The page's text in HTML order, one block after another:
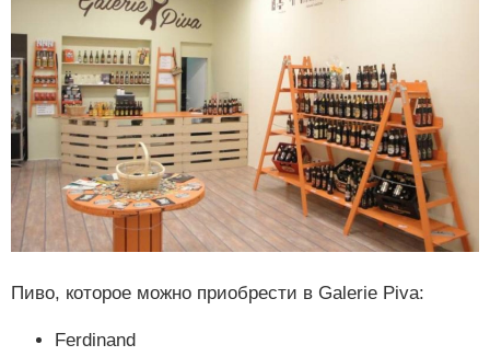
Пиво, которое можно приобрести в Galerie Piva:
Ferdinand